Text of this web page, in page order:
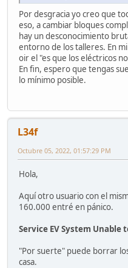
Por desgracia yo creo que
eso, a cambiar bloques
hay un desconocimiento
entorno de los talleres. En
oir el "es que los eléctricos
En fin, espero que tengas
lo mínimo posible.
L34f
Octubre 05, 2022, 01:57:29 PM
Hola,
Aquí otro usuario con el
160.000 entré en pánico.
Service EV System
"Por suerte" puede borrar
casa.